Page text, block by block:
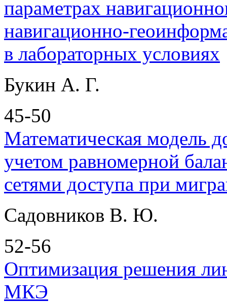
параметрах
навигационно-
в лабораторных условиях
Букин А. Г.
45-50
Математическая модель
учетом равномерной
сетями доступа при
Садовников В. Ю.
52-56
Оптимизация решения
МКЭ